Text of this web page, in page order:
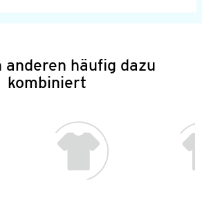
anderen häufig dazu
kombiniert